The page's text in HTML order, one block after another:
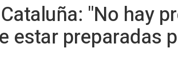
"No hay
estar preparadas